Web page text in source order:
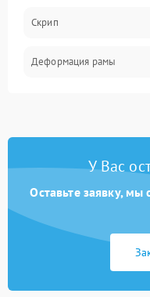
Скрип
Деформация рамы
У Вас
Оставьте заявку,